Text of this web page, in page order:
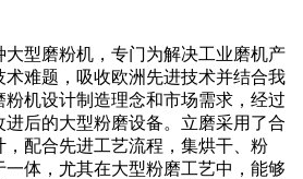
大型磨粉机，专门为解决工业磨机产
术难题，吸收欧洲先进技术并结合我
粉机设计制造理念和市场需求，经过
进后的大型粉磨设备。立磨采用了合
，配合先进工艺流程，集烘干、粉
一体，尤其在大型粉磨工艺中，能够